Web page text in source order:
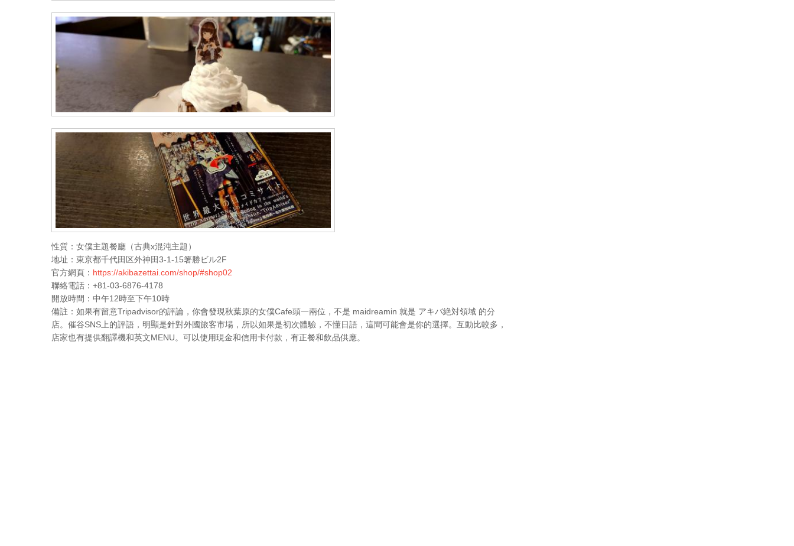
性質：女僕主題餐廳（古典x混沌主題）
地址：東京都千代田区外神田3-1-15箸勝ビル2F
官方網頁： https://akibazettai.com/shop/#shop02
聯絡電話：+81-03-6876-4178
開放時間：中午12時至下午10時
備註：如果有留意Tripadvisor的評論，你會發現秋葉原的女僕Cafe頭一兩位，不是 maidreamin 就是 アキバ絶対領域 的分
店。催谷SNS上的評語，明顯是針對外國旅客市場，所以如果是初次體驗，不懂日語，這間可能會是你的選擇。互動比較多，
店家也有提供翻譯機和英文MENU。可以使用現金和信用卡付款，有正餐和飲品供應。